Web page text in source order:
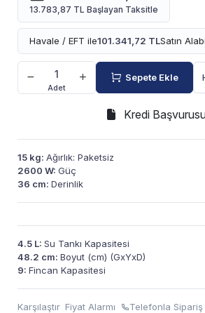
13.783,87 TL Başlayan Taksitle
Havale / EFT ile101.341,72 TLSatın
Adet
Sepete Ekle
Kredi
15 kg: Ağırlık: Paketsiz
2600 W: Güç
36 cm: Derinlik
4.5 L: Su Tankı Kapasitesi
48.2 cm: Boyut (cm) (GxYxD)
9: Fincan Kapasitesi
Karşılaştır Fiyat Alarmı Telefonla Sipariş